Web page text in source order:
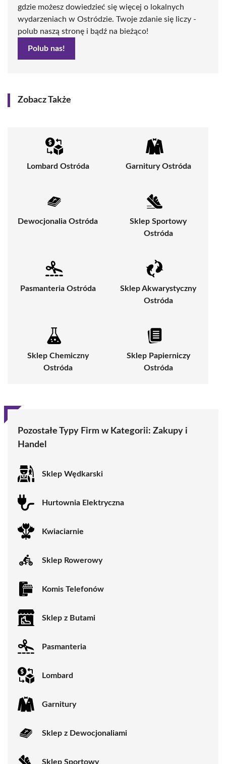
gdzie możesz dowiedzieć się więcej o lokalnych
wydarzeniach w Ostródzie. Twoje zdanie się liczy -
polub naszą stronę i bądź na bieżąco!
Polub nas!
Zobacz Także
Lombard Ostróda Garnitury Ostróda
Dewocjonalia Ostróda
Sklep Sportowy
Ostróda
Pasmanteria Ostróda
Sklep Akwarystyczny
Ostróda
Sklep Chemiczny
Ostróda
Sklep Papierniczy
Ostróda
Pozostałe Typy Firm w Kategorii: Zakupy i
Handel
Sklep Wędkarski
Hurtownia Elektryczna
Kwiaciarnie
Sklep Rowerowy
Komis Telefonów
Sklep z Butami
Pasmanteria
Lombard
Garnitury
Sklep z Dewocjonaliami
Sklep Sportowy